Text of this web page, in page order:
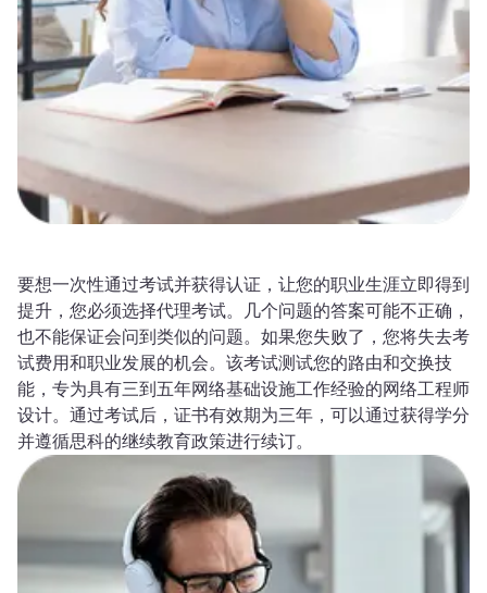
要想一次性通过考试并获得认证，让您的职业生涯立即得到
提升，您必须选择代理考试。几个问题的答案可能不正确，
也不能保证会问到类似的问题。如果您失败了，您将失去考
试费用和职业发展的机会。该考试测试您的路由和交换技
能，专为具有三到五年网络基础设施工作经验的网络工程师
设计。通过考试后，证书有效期为三年，可以通过获得学分
并遵循思科的继续教育政策进行续订。